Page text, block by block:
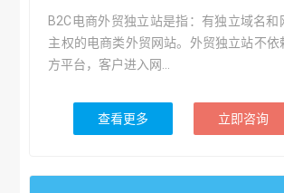
B2C电商外贸独立站是指：有独立域名和
主权的电商类外贸网站。外贸独立站不依
方平台，客户进入网...
查看更多 立即咨询